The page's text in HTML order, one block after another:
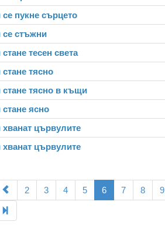
пукне сърцето
стъжни
тесен света
тясно
тясно в къщи
ясно
цървулите
цървулите
2 3 4 5 6 7 8 9